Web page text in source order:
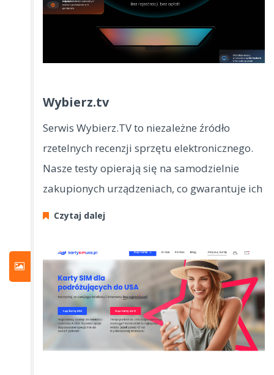
Wybierz.tv
Serwis Wybierz.TV to niezależne źródło
rzetelnych recenzji sprzętu elektronicznego.
Nasze testy opierają się na samodzielnie
zakupionych urządzeniach, co gwarantuje ich
Czytaj dalej